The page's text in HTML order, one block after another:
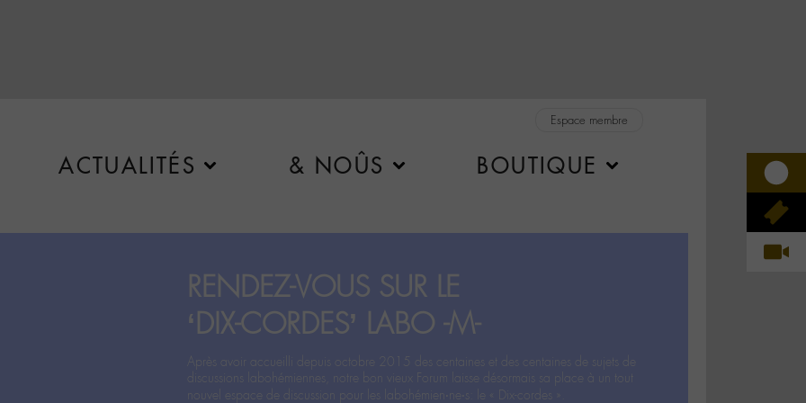
Espace membre
ACTUALITÉS & NOÛS BOUTIQUE
RENDEZ-VOUS SUR LE
‘DIX-CORDES’ LABO -M-
Après avoir accueilli depuis octobre 2015 des centaines et des centaines de sujets de
discussions labohémiennes, notre bon vieux Forum laisse désormais sa place à un tout
nouvel espace de discussion pour les labohémien‧ne‧s: le « Dix-cordes ».